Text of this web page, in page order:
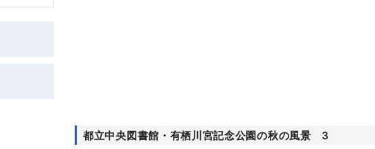
都立中央図書館・有栖川宮記念公園の秋の風景 3